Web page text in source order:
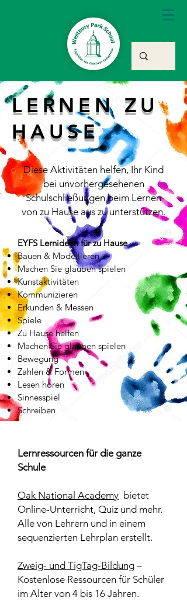
LERNEN ZU
HAUSE
Diese Aktivitäten helfen, Ihr Kind
bei unvorhergesehenen
Schulschließungen beim Lernen
von zu Hause aus zu unterstützen.
EYFS Lernideen für zu Hause
Bauen & Modellieren
Machen Sie glauben spielen
Kunstaktivitäten
Kommunizieren
Erkunden & Messen
Spiele
Zu Hause helfen
Machen Sie glauben spielen
Bewegung
Zahlen & Formen
Lesen hören
Sinnesspiel
Schreiben
Lernressourcen für die ganze
Schule
Oak National Academy bietet
Online-Unterricht, Quiz und mehr.
Alle von Lehrern und in einem
sequenzierten Lehrplan erstellt.
Zweig- und TigTag-Bildung –
Kostenlose Ressourcen für Schüler
im Alter von 4 bis 16 Jahren.